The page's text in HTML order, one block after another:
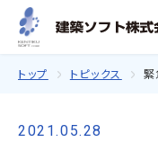
トップ トピックス 緊
2021.05.28